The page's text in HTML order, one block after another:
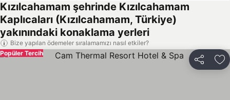
Kızılcahamam şehrinde Kızılcahamam
Kaplıcaları (Kızılcahamam, Türkiye)
yakınındaki konaklama yerleri
Bize yapılan ödemeler sıralamamızı nasıl etkiler?
Paylaş
Popüler Tercih